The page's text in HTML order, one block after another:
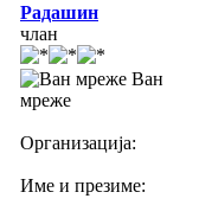
Радашин
члан
Ван
мреже
Организација:
Име и презиме: